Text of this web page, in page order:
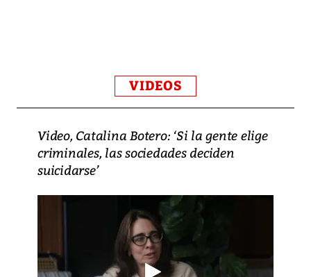
VIDEOS
Video, Catalina Botero: ‘Si la gente elige
criminales, las sociedades deciden
suicidarse’